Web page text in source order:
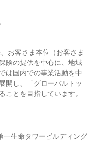
お客さま本位（お客さま
険の提供を中心に、地域
は国内での事業活動を中
開し、「グローバルトッ
ことを目指しています。
一生命タワービルディング